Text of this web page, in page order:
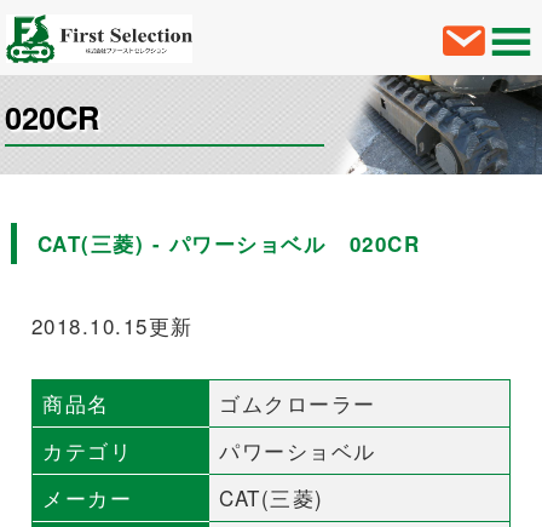
020CR
CAT(三菱) - パワーショベル 020CR
2018.10.15更新
商品名
ゴムクローラー
カテゴリ
パワーショベル
メーカー
CAT(三菱)